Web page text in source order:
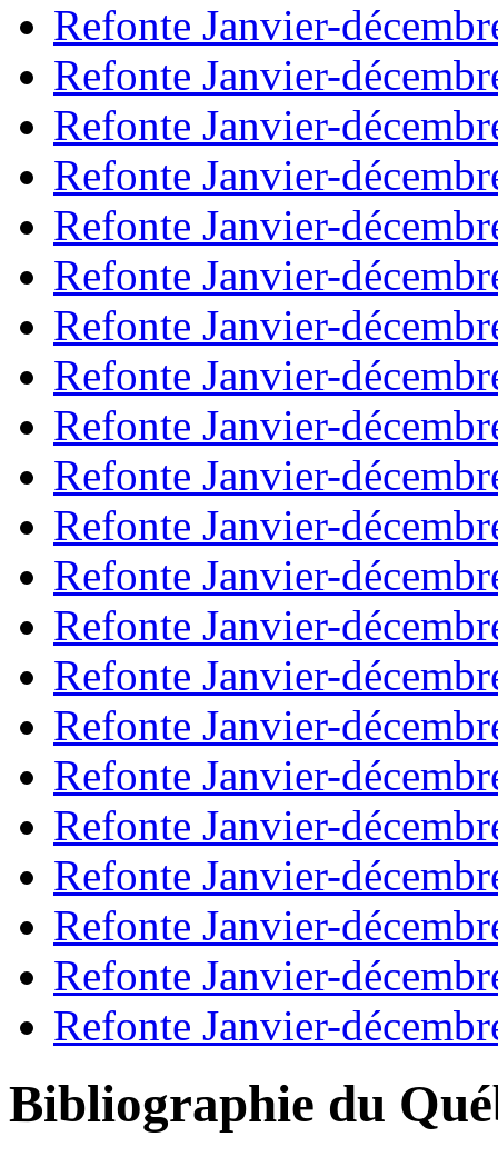
Refonte Janvier-
Refonte Janvier-
Refonte Janvier-
Refonte Janvier-
Refonte Janvier-
Refonte Janvier-
Refonte Janvier-
Refonte Janvier-
Refonte Janvier-
Refonte Janvier-
Refonte Janvier-
Refonte Janvier-
Refonte Janvier-
Refonte Janvier-
Refonte Janvier-
Refonte Janvier-
Refonte Janvier-
Refonte Janvier-
Refonte Janvier-
Refonte Janvier-
Refonte Janvier-
Bibliographie du